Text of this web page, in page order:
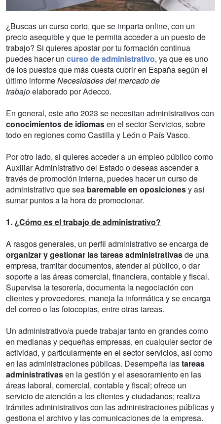
¿Buscas un curso corto, que se imparta online, con un
precio asequible y que te permita acceder a un puesto de
trabajo? Si quieres apostar por tu formación continua
puedes hacer un curso de administrativo, ya que es uno
de los puestos que más cuesta cubrir en España según el
último informeNecesidades del mercado de
trabajoelaborado por Adecco.
En general, este año 2023 se necesitan administrativos con
conocimientos de idiomasen el sector Servicios, sobre
todo en regiones como Castilla y León o País Vasco.
Por otro lado, si quieres acceder a un empleo público como
Auxiliar Administrativo del Estado o deseas ascender a
través de promoción interna, puedes hacer un curso de
administrativo que sea baremable en oposicionesy así
sumar puntos a la hora de promocionar.
1. ¿Cómo es el trabajo de administrativo?
A rasgos generales, un perfil administrativo se encarga de
organizar y gestionar las tareas administrativasde una
empresa, tramitar documentos, atender al público, o dar
soporte a las áreas comercial, financiera, contable y fiscal.
Supervisa la tesorería, documenta la negociación con
clientes y proveedores, maneja la informática y se encarga
del correo o las fotocopias, entre otras tareas.
Un administrativo/a puede trabajar tanto en grandes como
en medianas y pequeñas empresas, en cualquier sector de
actividad, y particularmente en el sector servicios, así como
en las administraciones públicas. Desempeña lastareas
administrativasen la gestión y el asesoramiento en las
áreas laboral, comercial, contable y fiscal; ofrece un
servicio de atención a los clientes y ciudadanos; realiza
trámites administrativos con las administraciones públicas y
gestiona el archivo y las comunicaciones de la empresa.